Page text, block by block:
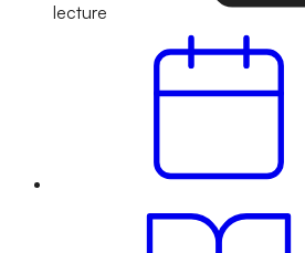
lecture